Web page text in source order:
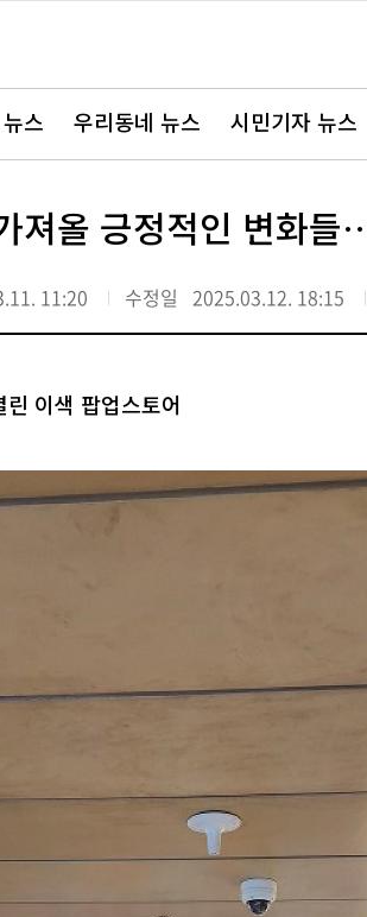
스 우리동네 뉴스 시민기자 뉴스
져올 긍정적인 변화
11:20 수정일 2025.03.12. 18:15
이색 팝업스토어